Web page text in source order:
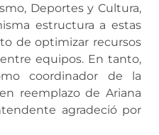
Deportes y Cultura,
estructura a estas
de optimizar recursos
equipos. En tanto,
coordinador de la
reemplazo de Ariana
agradeció por